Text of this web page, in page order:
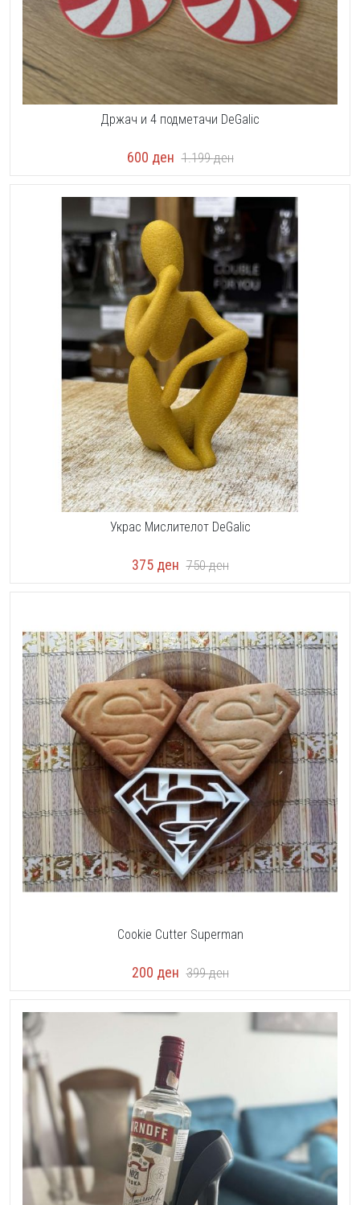
Држач и 4 подметачи DeGalic
600 ден 1.199ден
Украс Мислителот DeGalic
375 ден 750ден
Cookie Cutter Superman
200 ден 399ден